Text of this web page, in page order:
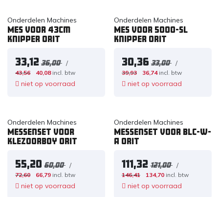
Onderdelen Machines
Mes voor 43cm
knipper ORIT
33,12 36,00 /
43,56 40,08 incl. btw
niet op voorraad
Onderdelen Machines
Mes voor 5000-SL
knipper ORIT
30,36 33,00 /
39,93 36,74 incl. btw
niet op voorraad
Onderdelen Machines
Messenset voor
Klezoorboy ORIT
55,20 60,00 /
72,60 66,79 incl. btw
niet op voorraad
Onderdelen Machines
Messenset voor BLC-W-
A ORIT
111,32 121,00 /
146,41 134,70 incl. btw
niet op voorraad